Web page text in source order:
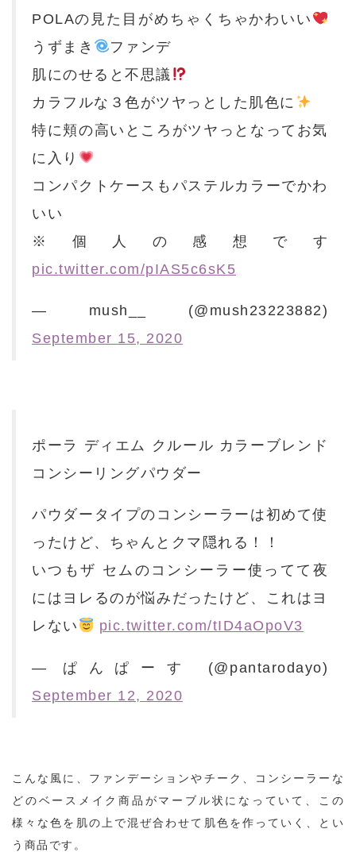
POLAの見た目がめちゃくちゃかわいい
うずまき
ファンデ
肌にのせると不思議
カラフルな３色がツヤっとした肌色に
特に頬の高いところがツヤっとなってお気
に入り
コンパクトケースもパステルカラーでかわ
いい
※個人の感想です
pic.twitter.com/pIAS5c6sK5
— mush__ (@mush23223882)
September 15, 2020
ポーラ ディエム クルール カラーブレンド
コンシーリングパウダー
パウダータイプのコンシーラーは初めて使
ったけど、ちゃんとクマ隠れる！！
いつもザ セムのコンシーラー使ってて夜
にはヨレるのが悩みだったけど、これはヨ
レない
pic.twitter.com/tID4aOpoV3
— ぱんぱーす (@pantarodayo)
September 12, 2020
こんな風に、ファンデーションやチーク、コンシーラーな
どのベースメイク商品がマーブル状になっていて、この
様々な色を肌の上で混ぜ合わせて肌色を作っていく、とい
う商品です。